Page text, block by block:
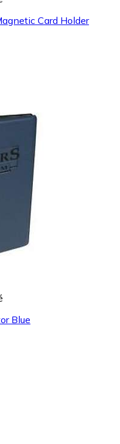
Card Holder
Blue